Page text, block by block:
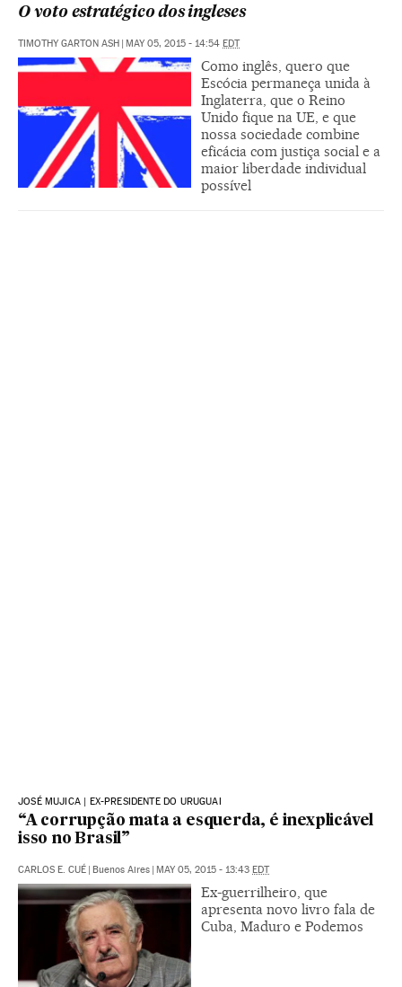
O voto estratégico dos ingleses
TIMOTHY GARTON ASH | MAY 05, 2015 - 14:54 EDT
Como inglês, quero que
Escócia permaneça unida à
Inglaterra, que o Reino
Unido fique na UE, e que
nossa sociedade combine
eficácia com justiça social e a
maior liberdade individual
possível
JOSÉ MUJICA | EX-PRESIDENTE DO URUGUAI
“A corrupção mata a esquerda, é inexplicável
isso no Brasil”
CARLOS E. CUÉ | Buenos Aires | MAY 05, 2015 - 13:43 EDT
Ex-guerrilheiro, que
apresenta novo livro fala de
Cuba, Maduro e Podemos